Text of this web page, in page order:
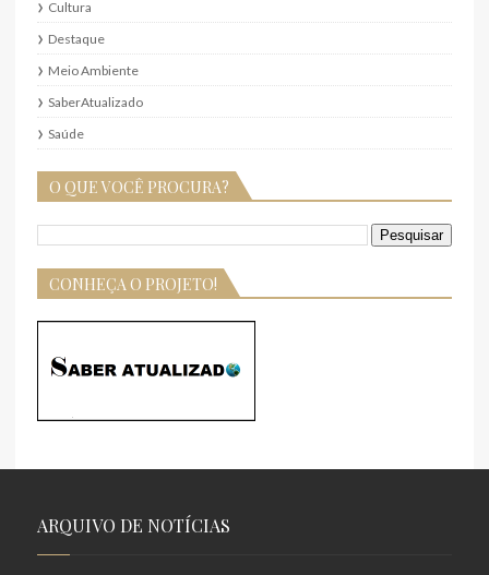
Cultura
Destaque
Meio Ambiente
SaberAtualizado
Saúde
O QUE VOCÊ PROCURA?
CONHEÇA O PROJETO!
ARQUIVO DE NOTÍCIAS